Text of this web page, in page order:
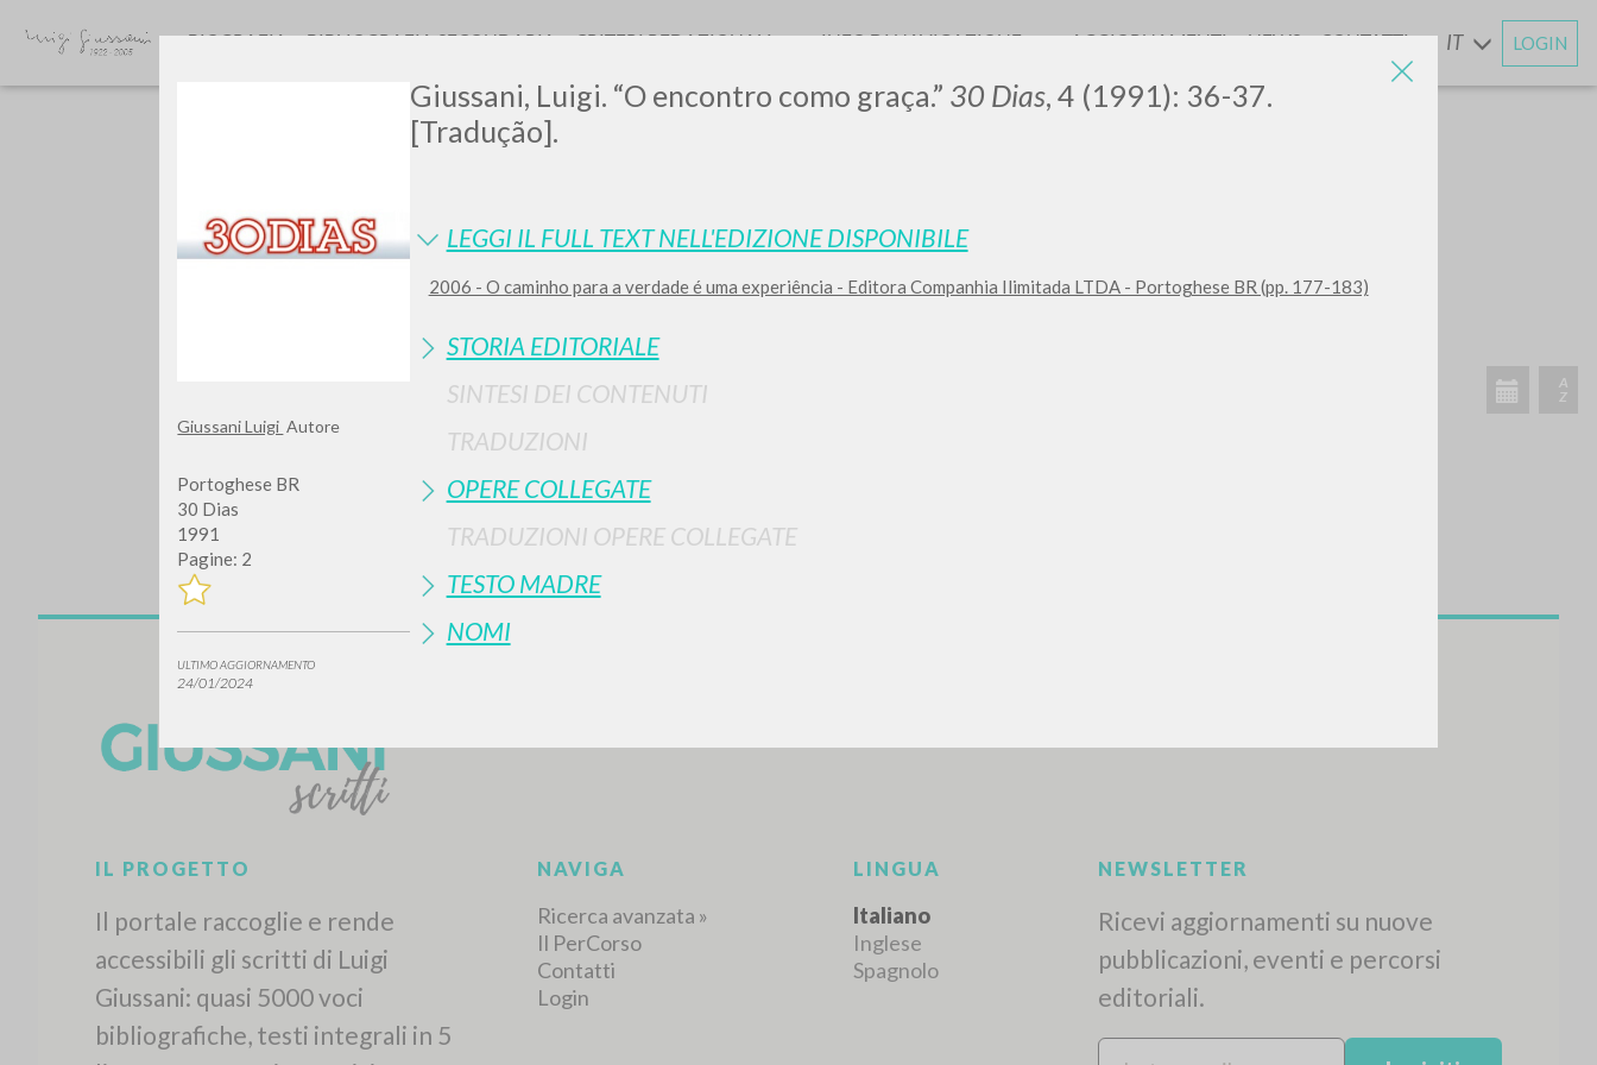
Giussani Luigi Autore
Portoghese BR
30 Dias
1991
Pagine: 2
ULTIMO AGGIORNAMENTO
24/01/2024
Giussani, Luigi. “O encontro como graça.” 30 Dias, 4 (1991): 36-37.
[Tradução].
LEGGI IL FULL TEXT NELL'EDIZIONE DISPONIBILE
2006 - O caminho para a verdade é uma experiência - Editora Companhia Ilimitada LTDA - Portoghese BR (pp. 177-183)
STORIA EDITORIALE
SINTESI DEI CONTENUTI
TRADUZIONI
OPERE COLLEGATE
TRADUZIONI OPERE COLLEGATE
TESTO MADRE
NOMI
BIOGRAFIA BIBLIOGRAFIA SECONDARIA CRITERI REDAZIONALI INFO DI NAVIGAZIONE AGGIORNAMENTIENEWS CONTATTI IT LOGIN
0DOCUMENTI TROVATI
Visualizza dettagli per tipologia
A
Z
RISULTATI SUCCESSIVI
IL PROGETTO
Il portale raccoglie e rende
accessibili gli scritti di Luigi
Giussani: quasi 5000 voci
bibliografiche, testi integrali in 5
NAVIGA
Ricerca avanzata »
Il PerCorso
Contatti
Login
LINGUA
Italiano
Inglese
Spagnolo
NEWSLETTER
Ricevi aggiornamenti su nuove
pubblicazioni, eventi e percorsi
editoriali.